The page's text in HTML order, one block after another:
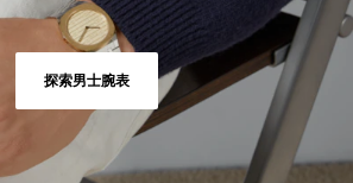
探索男士腕表